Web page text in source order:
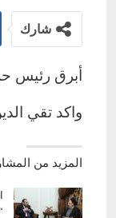
شارك
أبرق رئيس
واكد تقي
المزيد من